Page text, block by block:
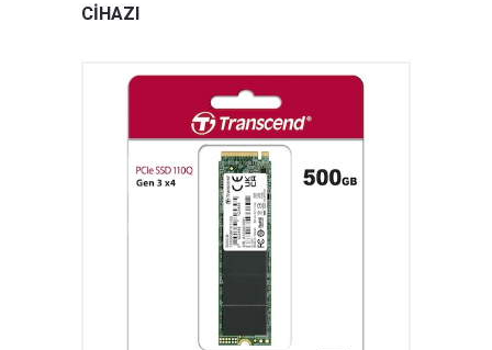
CİHAZI